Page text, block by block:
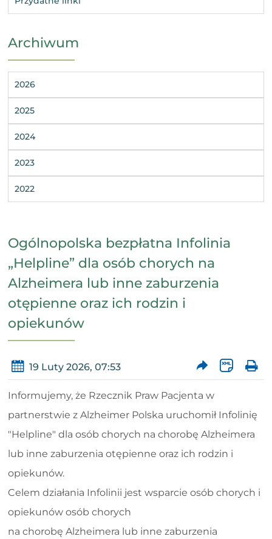
Archiwum
2026
2025
2024
2023
2022
Ogólnopolska bezpłatna Infolinia
„Helpline” dla osób chorych na
Alzheimera lub inne zaburzenia
otępienne oraz ich rodzin i
opiekunów
19 Luty 2026, 07:53
Informujemy, że Rzecznik Praw Pacjenta w
partnerstwie z Alzheimer Polska uruchomił Infolinię
"Helpline" dla osób chorych na chorobę Alzheimera
lub inne zaburzenia otępienne oraz ich rodzin i
opiekunów.
Celem działania Infolinii jest wsparcie osób chorych i
opiekunów osób chorych
na chorobę Alzheimera lub inne zaburzenia